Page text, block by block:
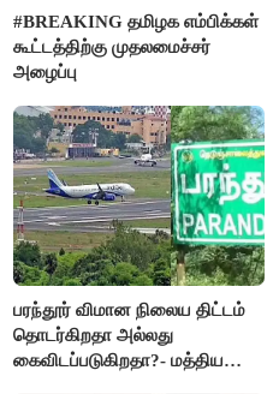
#BREAKING தமிழக எம்பிக்கள்
கூட்டத்திற்கு முதலமைச்சர்
அழைப்பு
பரந்தூர் விமான நிலைய திட்டம்
தொடர்கிறதா அல்லது
கைவிடப்படுகிறதா?- மத்திய